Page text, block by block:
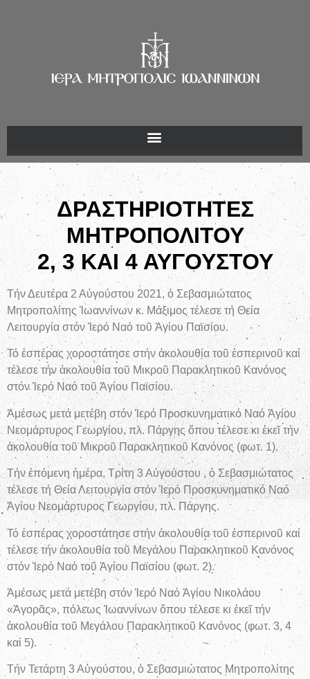
ΔΡΑΣΤΗΡΙΟΤΗΤΕΣ
ΜΗΤΡΟΠΟΛΙΤΟΥ
2, 3 ΚΑΙ 4 ΑΥΓΟΥΣΤΟΥ
Τήν Δευτέρα 2 Αὐγούστου 2021, ὁ Σεβασμιώτατος
Μητροπολίτης Ἰωαννίνων κ. Μάξιμος τέλεσε τή Θεία
Λειτουργία στόν Ἱερό Ναό τοῦ Ἁγίου Παϊσίου.
Τό ἑσπέρας χοροστάτησε στήν ἀκολουθία τοῦ ἑσπερινοῦ καί
τέλεσε τήν ἀκολουθία τοῦ Μικροῦ Παρακλητικοῦ Κανόνος
στόν Ἱερό Ναό τοῦ Ἁγίου Παϊσίου.
Ἀμέσως μετά μετέβη στόν Ἱερό Προσκυνηματικό Ναό Ἁγίου
Νεομάρτυρος Γεωργίου, πλ. Πάργης ὅπου τέλεσε κι ἐκεῖ τήν
ἀκολουθία τοῦ Μικροῦ Παρακλητικοῦ Κανόνος (φωτ. 1).
Τήν ἑπόμενη ἡμέρα, Τρίτη 3 Αὐγούστου , ὁ Σεβασμιώτατος
τέλεσε τή Θεία Λειτουργία στόν Ἱερό Προσκυνηματικό Ναό
Ἁγίου Νεομάρτυρος Γεωργίου, πλ. Πάργης.
Τό ἑσπέρας χοροστάτησε στήν ἀκολουθία τοῦ ἑσπερινοῦ καί
τέλεσε τήν ἀκολουθία τοῦ Μεγάλου Παρακλητικοῦ Κανόνος
στόν Ἱερό Ναό τοῦ Ἁγίου Παϊσίου (φωτ. 2).
Ἀμέσως μετά μετέβη στόν Ἱερό Ναό Ἁγίου Νικολάου
«Ἀγορᾶς», πόλεως Ἰωαννίνων ὅπου τέλεσε κι ἐκεῖ τήν
ἀκολουθία τοῦ Μεγάλου Παρακλητικοῦ Κανόνος (φωτ. 3, 4
καί 5).
Τήν Τετάρτη 3 Αὐγούστου, ὁ Σεβασμιώτατος Μητροπολίτης